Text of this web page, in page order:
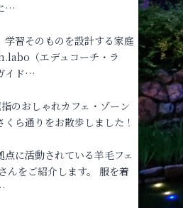
…
学習そのものを設計する家庭
（エデュコーチ・ラ
イド…
のおしゃれカフェ・ゾーン
くら通りをお散歩しました！
点に活動されている羊毛フェ
んをご紹介します。 服を着